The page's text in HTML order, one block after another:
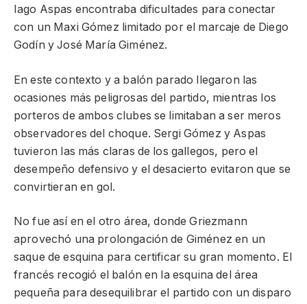
Iago Aspas encontraba dificultades para conectar
con un Maxi Gómez limitado por el marcaje de Diego
Godín y José María Giménez.
En este contexto y a balón parado llegaron las
ocasiones más peligrosas del partido, mientras los
porteros de ambos clubes se limitaban a ser meros
observadores del choque. Sergi Gómez y Aspas
tuvieron las más claras de los gallegos, pero el
desempeño defensivo y el desacierto evitaron que se
convirtieran en gol.
No fue así en el otro área, donde Griezmann
aprovechó una prolongación de Giménez en un
saque de esquina para certificar su gran momento. El
francés recogió el balón en la esquina del área
pequeña para desequilibrar el partido con un disparo